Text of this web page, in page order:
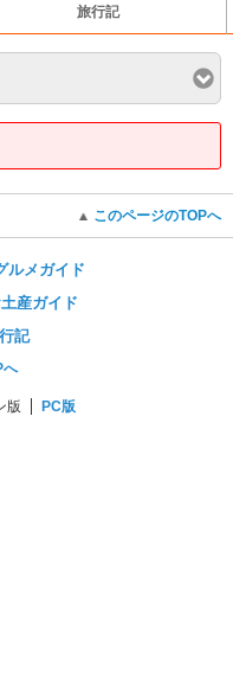
旅行記
このページのTOPへ
ルメガイド
産ガイド
記
へ
版 PC版